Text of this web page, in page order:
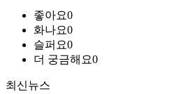
좋아요0
화나요0
슬퍼요0
더 궁금해요0
최신뉴스